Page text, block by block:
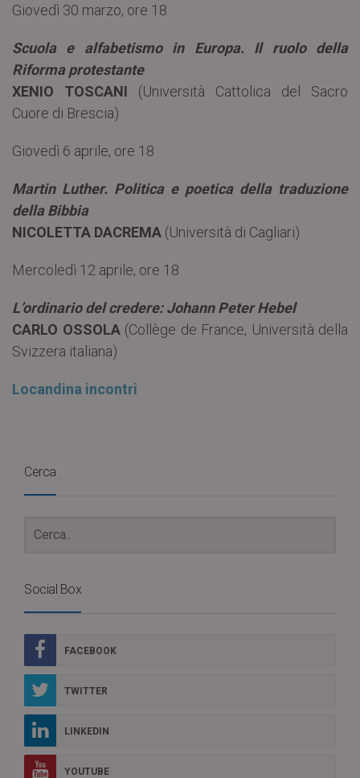
Giovedì 30 marzo, ore 18
Scuola e alfabetismo in Europa. Il ruolo della
Riforma protestante
XENIO TOSCANI (Università Cattolica del Sacro
Cuore di Brescia)
Giovedì 6 aprile, ore 18
Martin Luther. Politica e poetica della traduzione
della Bibbia
NICOLETTA DACREMA (Università di Cagliari)
Mercoledì 12 aprile, ore 18
L’ordinario del credere: Johann Peter Hebel
CARLO OSSOLA(Collège de France, Università della
Svizzera italiana)
Locandina incontri
Cerca
Social Box
FACEBOOK
TWITTER
LINKEDIN
YOUTUBE